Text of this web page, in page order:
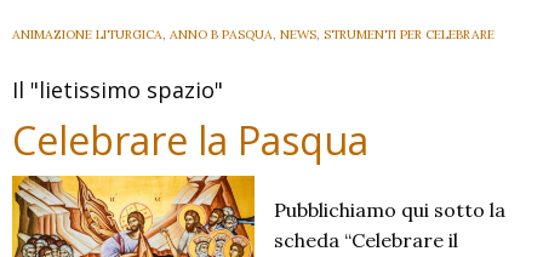
ANIMAZIONE LITURGICA, ANNO B PASQUA, NEWS, STRUMENTI PER CELEBRARE
Il "lietissimo spazio"
Celebrare la Pasqua
Pubblichiamo qui sotto la
scheda “Celebrare il